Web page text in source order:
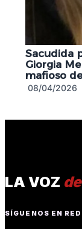
Sacudida
Giorgia
mafioso
08/04/2026
LA VOZ de
SÍGUENOS EN